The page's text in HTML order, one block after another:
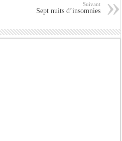
Suivant
Sept nuits d’insomnies